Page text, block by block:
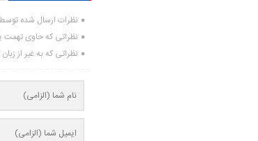
نظرات ارسال شده
نظراتی که حاوی تهمت
نظراتی که به غیر از